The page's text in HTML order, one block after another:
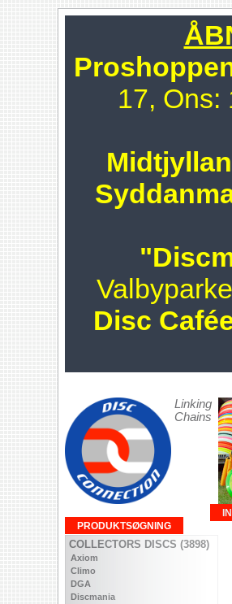
17, Ons:
Disc
Linking
Chains
PRODUKTSØGNING
COLLECTORS DISCS (3898)
Axiom
Climo
DGA
Discmania